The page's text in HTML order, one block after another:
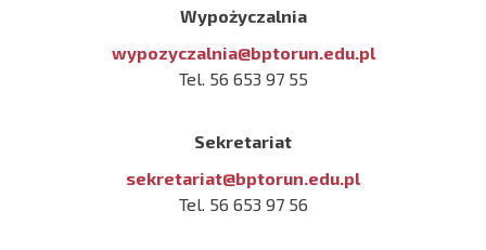
Wypożyczalnia
wypozyczalnia@bptorun.edu.pl
Tel. 56 653 97 55
Sekretariat
sekretariat@bptorun.edu.pl
Tel. 56 653 97 56